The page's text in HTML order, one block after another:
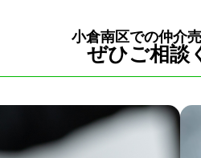
小倉南区での仲介
ぜひご相談